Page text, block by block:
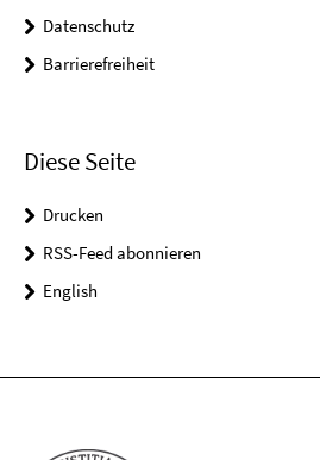
Datenschutz
Barrierefreiheit
Diese Seite
Drucken
RSS-Feed abonnieren
English